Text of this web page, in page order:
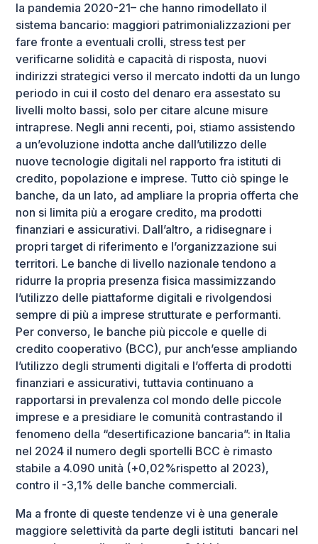
la pandemia 2020-21– che hanno rimodellato il
sistema bancario: maggiori patrimonializzazioni per
fare fronte a eventuali crolli, stress test per
verificarne solidità e capacità di risposta, nuovi
indirizzi strategici verso il mercato indotti da un lungo
periodo in cui il costo del denaro era assestato su
livelli molto bassi, solo per citare alcune misure
intraprese. Negli anni recenti, poi, stiamo assistendo
a un’evoluzione indotta anche dall’utilizzo delle
nuove tecnologie digitali nel rapporto fra istituti di
credito, popolazione e imprese. Tutto ciò spinge le
banche, da un lato, ad ampliare la propria offerta che
non si limita più a erogare credito, ma prodotti
finanziari e assicurativi. Dall’altro, a ridisegnare i
propri target di riferimento e l’organizzazione sui
territori. Le banche di livello nazionale tendono a
ridurre la propria presenza fisica massimizzando
l’utilizzo delle piattaforme digitali e rivolgendosi
sempre di più a imprese strutturate e performanti.
Per converso, le banche più piccole e quelle di
credito cooperativo (BCC), pur anch’esse ampliando
l’utilizzo degli strumenti digitali e l’offerta di prodotti
finanziari e assicurativi, tuttavia continuano a
rapportarsi in prevalenza col mondo delle piccole
imprese e a presidiare le comunità contrastando il
fenomeno della “desertificazione bancaria”: in Italia
nel 2024 il numero degli sportelli BCC è rimasto
stabile a 4.090 unità (+0,02%rispetto al 2023),
contro il -3,1% delle banche commerciali.
Ma a fronte di queste tendenze vi è una generale
maggiore selettività da parte degli istituti bancari nel